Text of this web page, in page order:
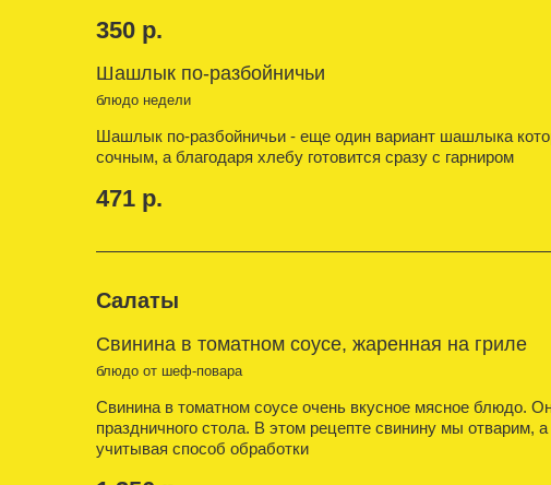
350 р.
Шашлык по-разбойничьи
блюдо недели
Шашлык по-разбойничьи - еще один вариант шашлыка
сочным, а благодаря хлебу готовится сразу с гарниром
471 р.
Салаты
Свинина в томатном соусе, жаренная на гриле
блюдо от шеф-повара
Свинина в томатном соусе очень вкусное мясное блюдо.
праздничного стола. В этом рецепте свинину мы
учитывая способ обработки